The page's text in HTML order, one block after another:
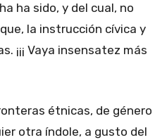
ha sido, y del cual, no
la instrucción cívica y
¡¡¡ Vaya insensatez más
étnicas, de género
otra índole, a gusto del